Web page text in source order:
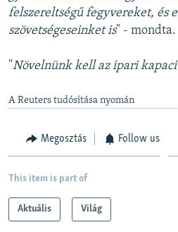
felszereltségű fegyvereket, és
szövetségeseinket is" - mondta.
"Növelnünk kell az ipari
A Reuters tudósítása nyomán
Megosztás Follow us
This item is part of
Aktuális Világ